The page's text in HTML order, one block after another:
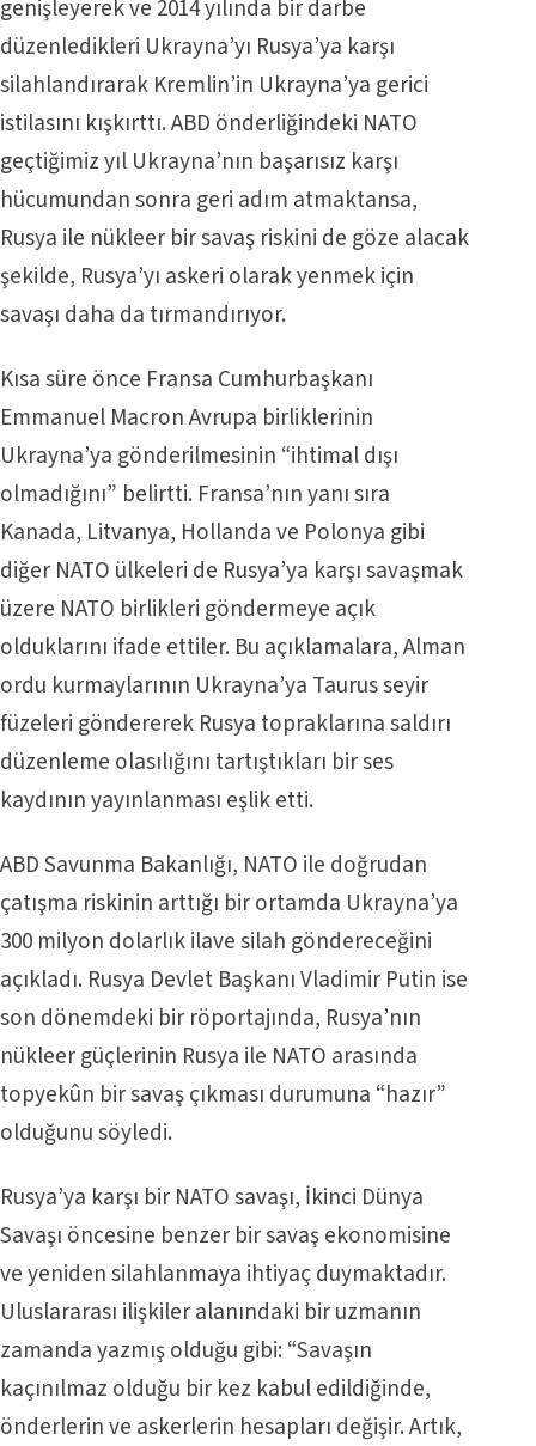
genişleyerek ve 2014 yılında bir darbe
düzenledikleri Ukrayna’yı Rusya’ya karşı
silahlandırarak Kremlin’in Ukrayna’ya gerici
istilasını kışkırttı. ABD önderliğindeki NATO
geçtiğimiz yıl Ukrayna’nın başarısız karşı
hücumundan sonra geri adım atmaktansa,
Rusya ile nükleer bir savaş riskini de göze alacak
şekilde, Rusya’yı askeri olarak yenmek için
savaşı daha da tırmandırıyor.
Kısa süre önce Fransa Cumhurbaşkanı
Emmanuel Macron Avrupa birliklerinin
Ukrayna’ya gönderilmesinin “ihtimal dışı
olmadığını” belirtti. Fransa’nın yanı sıra
Kanada, Litvanya, Hollanda ve Polonya gibi
diğer NATO ülkeleri de Rusya’ya karşı savaşmak
üzere NATO birlikleri göndermeye açık
olduklarını ifade ettiler. Bu açıklamalara, Alman
ordu kurmaylarının Ukrayna’ya Taurus seyir
füzeleri göndererek Rusya topraklarına saldırı
düzenleme olasılığını tartıştıkları bir ses
kaydının yayınlanması eşlik etti.
ABD Savunma Bakanlığı, NATO ile doğrudan
çatışma riskinin arttığı bir ortamda Ukrayna’ya
300 milyon dolarlık ilave silah göndereceğini
açıkladı. Rusya Devlet Başkanı Vladimir Putin ise
son dönemdeki bir röportajında, Rusya’nın
nükleer güçlerinin Rusya ile NATO arasında
topyekûn bir savaş çıkması durumuna “hazır”
olduğunu söyledi.
Rusya’ya karşı bir NATO savaşı, İkinci Dünya
Savaşı öncesine benzer bir savaş ekonomisine
ve yeniden silahlanmaya ihtiyaç duymaktadır.
Uluslararası ilişkiler alanındaki bir uzmanın
zamanda yazmış olduğu gibi: “Savaşın
kaçınılmaz olduğu bir kez kabul edildiğinde,
önderlerin ve askerlerin hesapları değişir. Artık,